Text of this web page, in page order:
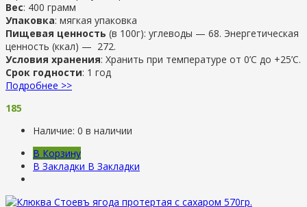
Вес: 400 грамм
Упаковка: мягкая упаковка
Пищевая ценность (в 100г): углеводы — 68. Энергетическая
ценность (ккал) — 272.
Условия хранения: Хранить при температуре от 0’C до +25’C.
Срок годности: 1 год
Подробнее >>
185
Наличие: 0 в наличии
В Корзину
В Закладки В Закладки